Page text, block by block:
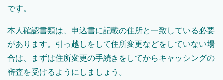
です。
本人確認書類は、申込書に記載の住所と一致している必要
があります。引っ越しをして住所変更などをしていない場
合は、まずは住所変更の手続きをしてからキャッシングの
審査を受けるようにしましょう。